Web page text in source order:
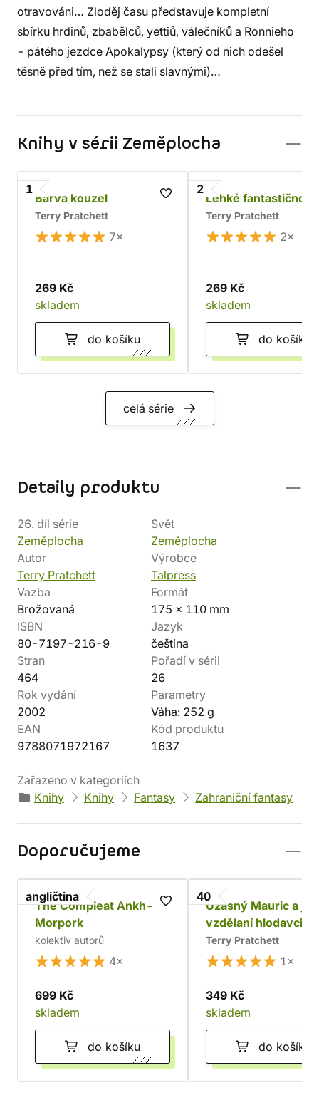
otravováni… Zloděj času představuje kompletní
sbírku hrdinů, zbabělců, yettiů, válečníků a Ronnieho
- pátého jezdce Apokalypsy (který od nich odešel
těsně před tím, než se stali slavnými)…
Knihy v sérii Zeměplocha
1
Barva kouzel
Terry Pratchett
7×
269 Kč
skladem
do košíku
2
Lehké fantastično
Terry Pratchett
2×
269 Kč
skladem
do košíku
celá série
Detaily produktu
26. díl série
Zeměplocha
Svět
Zeměplocha
Autor
Terry Pratchett
Výrobce
Talpress
Vazba
Brožovaná
Formát
175 x 110 mm
ISBN
80-7197-216-9
Jazyk
čeština
Stran
464
Pořadí v sérii
26
Rok vydání
2002
Parametry
Váha: 252 g
EAN
9788071972167
Kód produktu
1637
Zařazeno v kategoriích
Knihy
Knihy Fantasy Zahraniční fantasy
Doporučujeme
angličtina
The Compleat Ankh-
Morpork
kolektiv autorů
4×
699 Kč
skladem
do košíku
40
Úžasný Mauric a
vzdělaní hlodavci -
limitovaná edice
Terry Pratchett
1×
349 Kč
skladem
do košíku